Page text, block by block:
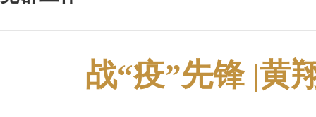
战“疫”先锋 |黄